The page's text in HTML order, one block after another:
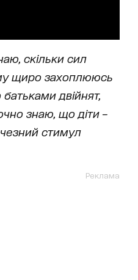
скільки сил
щиро захоплююсь
двійнят,
знаю, що діти –
стимул
Реклама